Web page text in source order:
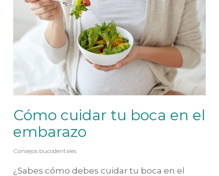
Cómo cuidar tu boca en el
embarazo
Consejos bucodentales
¿Sabes cómo debes cuidar tu boca en el